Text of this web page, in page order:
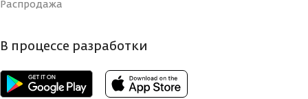
ВЕРШИНКА
РАБОЧАЯ ДЛИНА
(СМ)
240
Распродажа
В процессе разработки